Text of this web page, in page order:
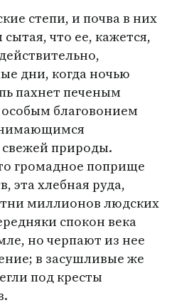
степи, и почва в них
что ее, кажется,
дни, когда ночью
пахнет печеным
благовонием
природы.
громадное поприще
эта хлебная руда,
миллионов людских
спокон века
но черпают из нее
в засушливые же
под кресты